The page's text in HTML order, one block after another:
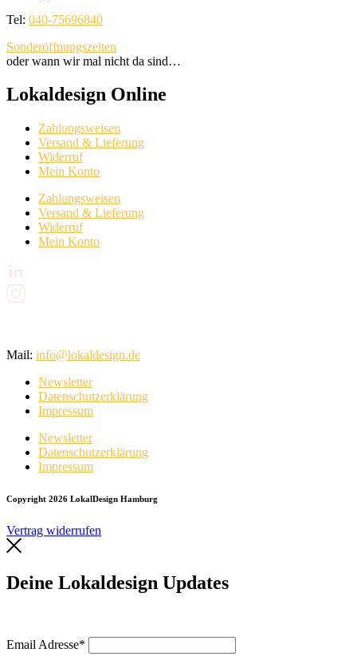
Tel: 040-75696840
Sonderöffnungszeiten
oder wann wir mal nicht da sind…
Lokaldesign Online
Zahlungsweisen
Versand & Lieferung
Widerruf
Mein Konto
Zahlungsweisen
Versand & Lieferung
Widerruf
Mein Konto
Mail: info@lokaldesign.de
Newsletter
Datenschutzerklärung
Impressum
Newsletter
Datenschutzerklärung
Impressum
Copyright 2026 LokalDesign Hamburg
Vertrag widerrufen
Deine Lokaldesign Updates
Email Adresse*